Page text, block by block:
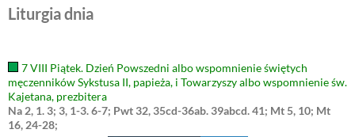
Liturgia dnia
7 VIII Piątek. Dzień Powszedni albo wspomnienie świętych
męczenników Sykstusa II, papieża, i Towarzyszy albo wspomnienie św.
Kajetana, prezbitera
Na 2, 1. 3; 3, 1-3. 6-7; Pwt 32, 35cd-36ab. 39abcd. 41; Mt 5, 10; Mt
16, 24-28;